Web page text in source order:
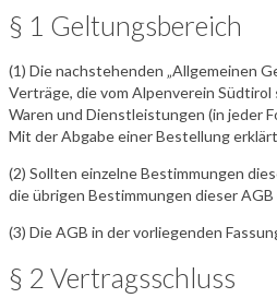
§ 1 Geltungsbereich
(1) Die nachstehenden „Allgemeinen
Verträge, die vom Alpenverein Südtirol
Waren und Dienstleistungen (in jeder
Mit der Abgabe einer Bestellung
(2) Sollten einzelne Bestimmungen
die übrigen Bestimmungen dieser
(3) Die AGB in der vorliegenden
§ 2 Vertragsschluss